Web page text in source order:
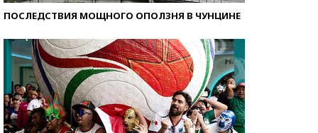
ПОСЛЕДСТВИЯ МОЩНОГО ОПОЛЗНЯ В ЧУНЦИНЕ